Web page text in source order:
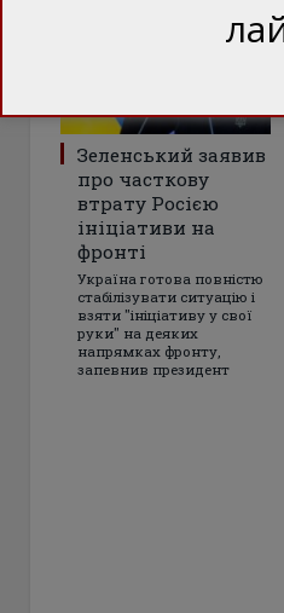
Зеленський заявив
про часткову
втрату Росією
ініціативи на
фронті
Україна готова повністю
стабілізувати ситуацію і
взяти "ініціативу у свої
руки" на деяких
напрямках фронту,
запевнив президент